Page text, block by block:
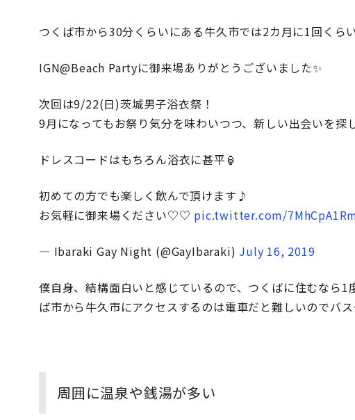
つくば市から30分くらいにある牛久市では2カ月に1回くら
IGN@Beach Partyに御来場ありがとうございました✨
次回は9/22(日)茨城男子浴衣祭！
9月になってもお祭り気分を味わいつつ、新しい出会いを探
ドレスコードはもちろん浴衣に甚平🏮
初めての方でも楽しく飲んで頂けます♪
お気軽に御来場ください♡♡ pic.twitter.com/
— Ibaraki Gay Night (@GayIbaraki) July 16, 2019
僕自身、結構面白いと感じているので、つくばに住むなら1
ば市から牛久市にアクセスするのは電車だと難しいのでバス
周囲に温泉や銭湯が多い